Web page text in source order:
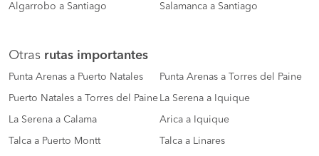
Algarrobo a Santiago Salamanca a Santiago
Otras rutas importantes
Punta Arenas a Puerto Natales Punta Arenas a Torres del Paine
Puerto Natales a Torres del Paine La Serena a Iquique
La Serena a Calama Arica a Iquique
Talca a Puerto Montt Talca a Linares